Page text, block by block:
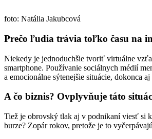
foto: Natália Jakubcová
Prečo ľudia trávia toľko času na
Niekedy je jednoduchšie tvoriť virtuálne
smartphone. Používanie sociálnych médií
a emocionálne sýtenejšie situácie, dokonca
A čo biznis? Ovplyvňuje táto
Tiež je obrovský tlak aj v podnikaní viesť si
burze? Zopár rokov, pretože je to